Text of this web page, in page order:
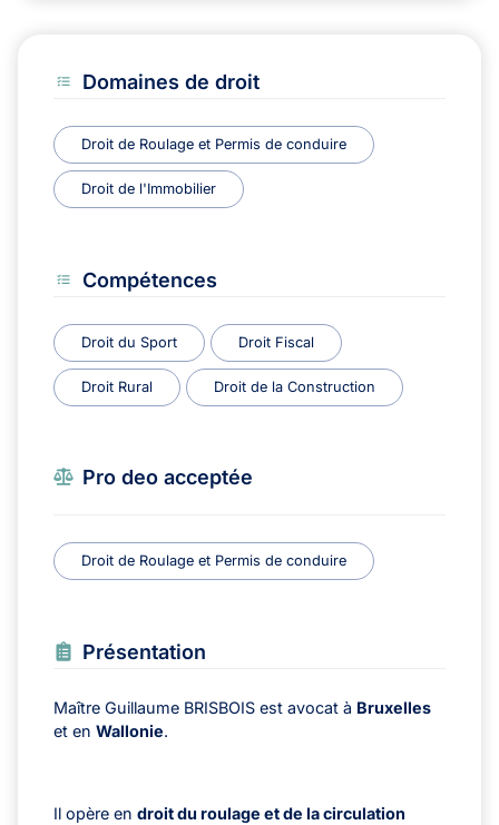
Domaines de droit
Droit de Roulage et Permis de conduire
Droit de l'Immobilier
Compétences
Droit du Sport Droit Fiscal
Droit Rural Droit de la Construction
Pro deo acceptée
Droit de Roulage et Permis de conduire
Présentation
Maître Guillaume BRISBOIS est avocat à Bruxelles
et en Wallonie.
Il opère en droit du roulage et de la circulation